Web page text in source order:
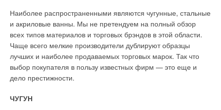
Наиболее распространенными являются чугунные, стальные
и акриловые ванны. Мы не претендуем на полный обзор
всех типов материалов и торговых брэндов в этой области.
Чаще всего мелкие производители дублируют образцы
лучших и наиболее продаваемых торговых марок. Так что
выбор покупателя в пользу известных фирм — это еще и
дело престижности.
ЧУГУН
жилых домов”). Выбор оборудования для нагрева воды при
помощи газа — это поиск наиболее оптимального, с точки
зрения эксплуатационных возможностей и финансовых
затрат, решения.
ГАЗОВЫЕ ВОДОНАГРЕВАТЕЛИ ПРОТОЧНОГО ТИПА
Газовый водонагреватель проточного типа является одним
из самых распространенных бытовых приборов для решения
Приведенный ниже анализ критериев выбора котельного
оборудования для индивидуальной жилой застройки
предназначен, прежде всего, для проектировщика
инженерных систем дома. Только специалист сможет
грамотно учесть при проектировании все требования
заказчика к тепловому комфорту в его доме, оценить
эксплуатационные характеристики различных систем,
предложить и сопоставить различные варианты инженерного